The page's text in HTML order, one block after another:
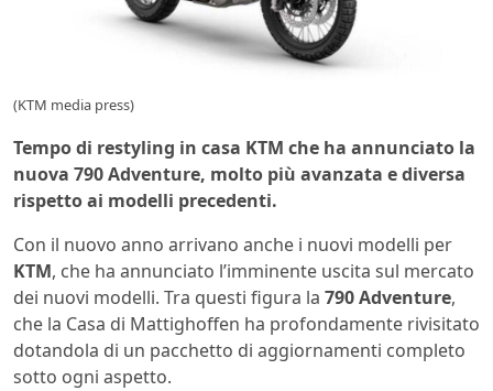
(KTM media press)
Tempo di restyling in casa KTM che ha annunciato la
nuova 790 Adventure, molto più avanzata e diversa
rispetto ai modelli precedenti.
Con il nuovo anno arrivano anche i nuovi modelli per
KTM, che ha annunciato l’imminente uscita sul mercato
dei nuovi modelli. Tra questi figura la 790 Adventure,
che la Casa di Mattighoffen ha profondamente rivisitato
dotandola di un pacchetto di aggiornamenti completo
sotto ogni aspetto.